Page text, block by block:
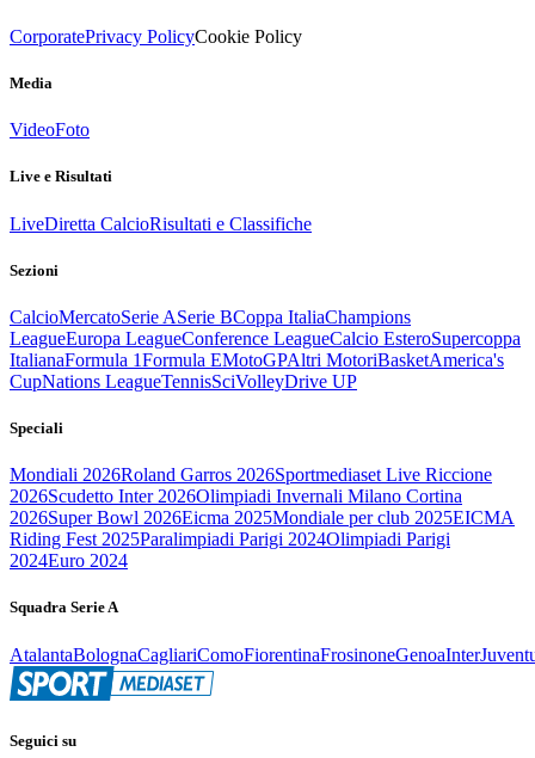
CorporatePrivacy PolicyCookie Policy
Media
VideoFoto
Live e Risultati
LiveDiretta CalcioRisultati e Classifiche
Sezioni
CalcioMercatoSerie ASerie BCoppa ItaliaChampions
LeagueEuropa LeagueConference LeagueCalcio EsteroSupercoppa
ItalianaFormula 1Formula EMotoGPAltri MotoriBasketAmerica's
CupNations LeagueTennisSciVolleyDrive UP
Speciali
Mondiali 2026Roland Garros 2026Sportmediaset Live Riccione
2026Scudetto Inter 2026Olimpiadi Invernali Milano Cortina
2026Super Bowl 2026Eicma 2025Mondiale per club 2025EICMA
Riding Fest 2025Paralimpiadi Parigi 2024Olimpiadi Parigi
2024Euro 2024
Squadra Serie A
AtalantaBolognaCagliariComoFiorentinaFrosinoneGenoaInter
Seguici su